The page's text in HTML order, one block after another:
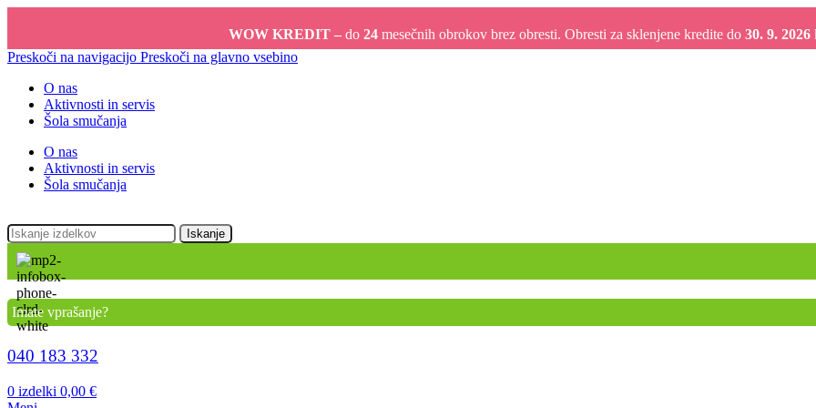
WOW KREDIT – do 24 mesečnih obrokov brez obresti. Obresti za sklenjene kredite do 30. 9. 2026
Preskoči na navigacijo Preskoči na glavno vsebino
O nas
Aktivnosti in servis
Šola smučanja
O nas
Aktivnosti in servis
Šola smučanja
Iskanje
Imate vprašanje?
040 183 332
0 izdelki 0,00 €